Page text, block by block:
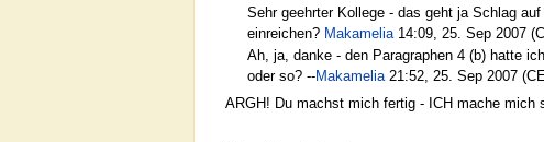
Sehr geehrter Kollege - das geht ja Schlag
einreichen? Makamelia 14:09, 25. Sep 2007
Ah, ja, danke - den Paragraphen 4 (b) hatte
oder so? --Makamelia 21:52, 25. Sep 2007
ARGH! Du machst mich fertig - ICH mache